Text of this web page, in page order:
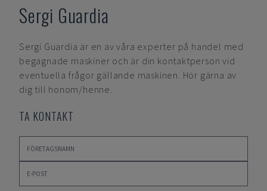
Sergi Guardia
Sergi Guardia är en av våra experter på handel med
begagnade maskiner och är din kontaktperson vid
eventuella frågor gällande maskinen. Hör gärna av
dig till honom/henne.
TA KONTAKT